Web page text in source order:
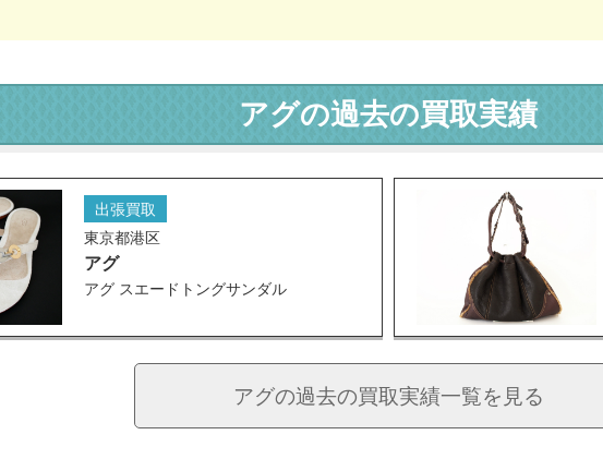
アグの過去の買取実績
出張買取
東京都港区
アグ
アグ スエードトングサンダル
アグの過去の買取実績一覧を見る